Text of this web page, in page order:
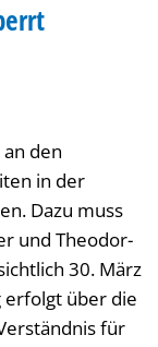
den
in der
Dazu muss
und Theodor-
30. März
über die
für